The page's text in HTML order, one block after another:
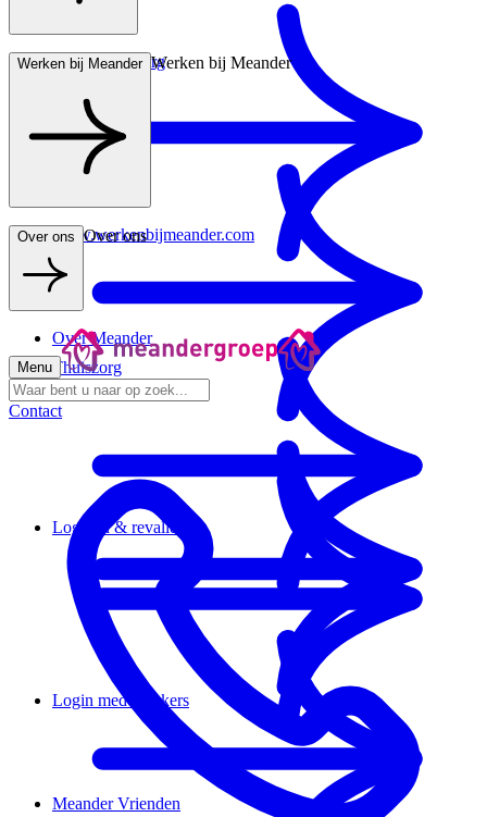
Thuiszorg
Wonen met zorg
Logeren & revalideren
Werken bij Meander Werken bij Meander
www.werkenbijmeander.com
Login medewerkers
Over ons Over ons
Over Meander
Meander Vrienden
Menu
Contact